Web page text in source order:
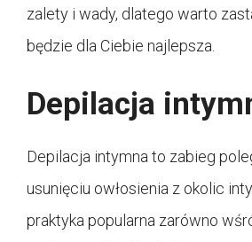
zalety i wady, dlatego warto
będzie dla Ciebie najlepsza.
Depilacja
Depilacja intymna to zabieg
usunięciu owłosienia z okolic
praktyka popularna zarówno